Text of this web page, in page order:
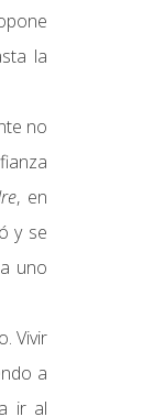
la
no
, en
y se
uno
Vivir
a
ir al